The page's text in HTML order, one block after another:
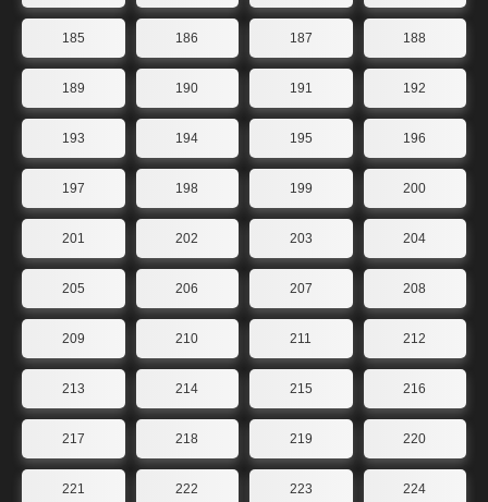
185 186 187 188
189 190 191 192
193 194 195 196
197 198 199 200
201 202 203 204
205 206 207 208
209 210 211 212
213 214 215 216
217 218 219 220
221 222 223 224